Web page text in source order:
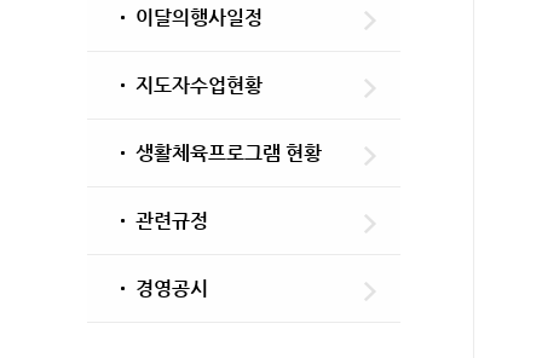
이달의행사일정
지도자수업현황
생활체육프로그램 현황
관련규정
경영공시